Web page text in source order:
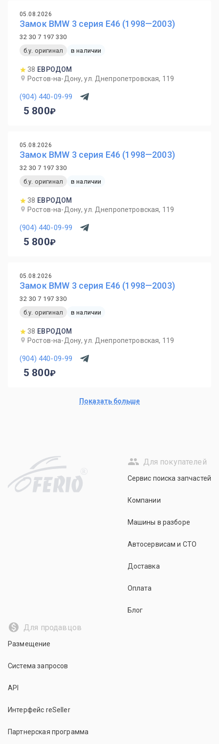
05.08.2026
Замок BMW 3 серия E46 (1998—2003)
32 30 7 197 330
б.у. оригинал
в наличии
38 ЕВРОДОМ
Ростов-на-Дону, ул. Днепропетровская, 119
(904) 440-09-99
5 800
05.08.2026
Замок BMW 3 серия E46 (1998—2003)
32 30 7 197 330
б.у. оригинал
в наличии
38 ЕВРОДОМ
Ростов-на-Дону, ул. Днепропетровская, 119
(904) 440-09-99
5 800
05.08.2026
Замок BMW 3 серия E46 (1998—2003)
32 30 7 197 330
б.у. оригинал
в наличии
38 ЕВРОДОМ
Ростов-на-Дону, ул. Днепропетровская, 119
(904) 440-09-99
5 800
Показать больше
R
Для покупателей
Сервис поиска запчастей
Компании
Машины в разборе
Автосервисам и СТО
Доставка
Оплата
Блог
Для продавцов
Размещение
Система запросов
API
Интерфейс reSeller
Партнерская программа